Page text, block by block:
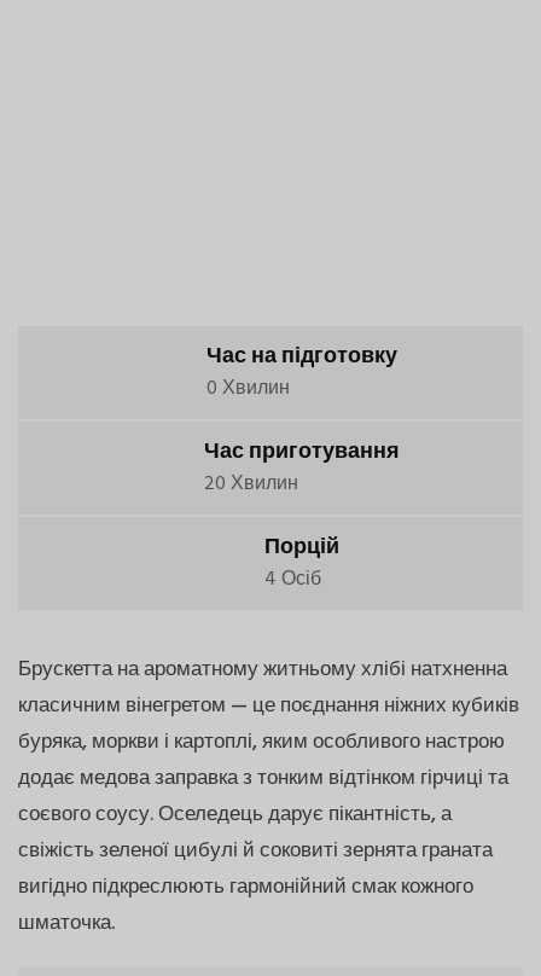
Час на підготовку
0 Хвилин
Час приготування
20 Хвилин
Порцій
4 Осіб
Брускетта на ароматному житньому хлібі натхненна
класичним вінегретом — це поєднання ніжних кубиків
буряка, моркви і картоплі, яким особливого настрою
додає медова заправка з тонким відтінком гірчиці та
соєвого соусу. Оселедець дарує пікантність, а
свіжість зеленої цибулі й соковиті зернята граната
вигідно підкреслюють гармонійний смак кожного
шматочка.